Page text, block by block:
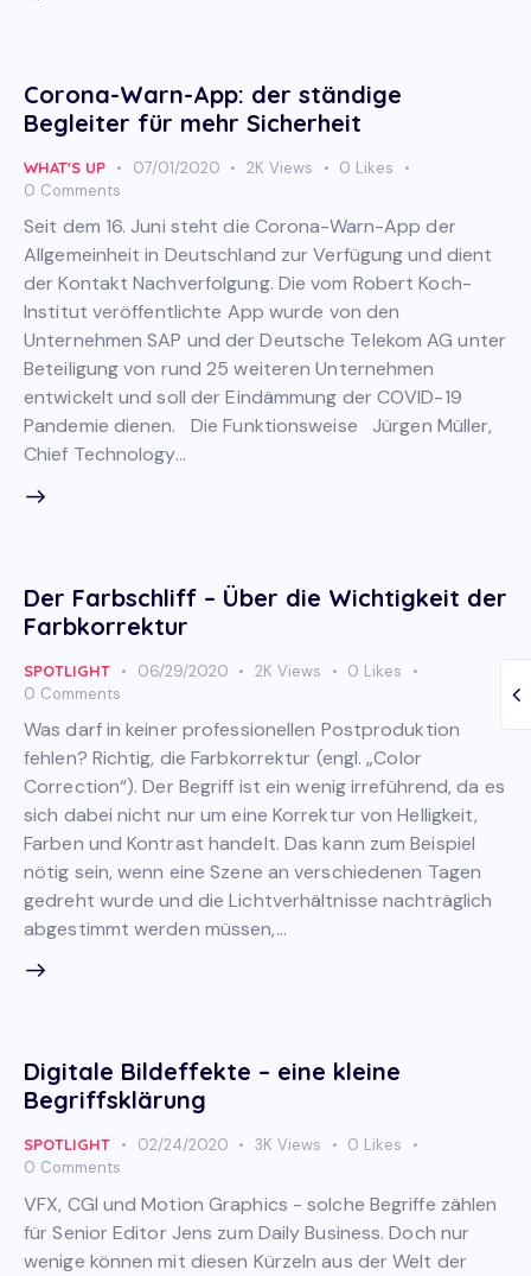
Corona-Warn-App: der ständige
Begleiter für mehr Sicherheit
WHAT'S UP 07/01/2020 2K Views 0 Likes
0 Comments
Seit dem 16. Juni steht die Corona-Warn-App der
Allgemeinheit in Deutschland zur Verfügung und dient
der Kontakt Nachverfolgung. Die vom Robert Koch-
Institut veröffentlichte App wurde von den
Unternehmen SAP und der Deutsche Telekom AG unter
Beteiligung von rund 25 weiteren Unternehmen
entwickelt und soll der Eindämmung der COVID-19
Pandemie dienen. Die Funktionsweise Jürgen Müller,
Chief Technology…
Der Farbschliff – Über die Wichtigkeit der
Farbkorrektur
SPOTLIGHT 06/29/2020 2K Views 0 Likes
0 Comments
Was darf in keiner professionellen Postproduktion
fehlen? Richtig, die Farbkorrektur (engl. „Color
Correction“). Der Begriff ist ein wenig irreführend, da es
sich dabei nicht nur um eine Korrektur von Helligkeit,
Farben und Kontrast handelt. Das kann zum Beispiel
nötig sein, wenn eine Szene an verschiedenen Tagen
gedreht wurde und die Lichtverhältnisse nachträglich
abgestimmt werden müssen,…
Digitale Bildeffekte – eine kleine
Begriffsklärung
SPOTLIGHT 02/24/2020 3K Views 0 Likes
0 Comments
VFX, CGI und Motion Graphics - solche Begriffe zählen
für Senior Editor Jens zum Daily Business. Doch nur
wenige können mit diesen Kürzeln aus der Welt der